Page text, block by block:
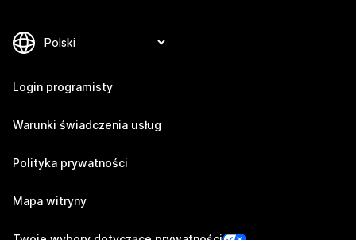
Login programisty
Warunki świadczenia usług
Polityka prywatności
Mapa witryny